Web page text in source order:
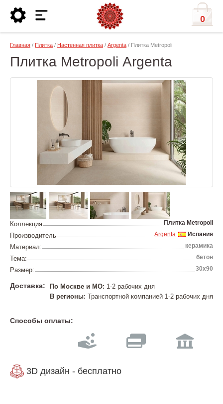
0
Главная / Плитка / Настенная плитка / Argenta / Плитка Metropoli
Плитка Metropoli Argenta
Коллекция Плитка Metropoli
Производитель Испания
Argenta
Материал: керамика
Тема: бетон
Размер: 30х90
Доставка: По Москве и МО: 1-2 рабочих дня
В регионы: Транспортной компанией 1-2 рабочих дня
Способы оплаты:
3D дизайн - бесплатно